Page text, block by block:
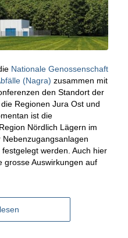
Nationale Genossenschaft
(Nagra) zusammen mit
den Standort der
Regionen Jura Ost und
ist die
Nördlich Lägern im
festgelegt werden. Auch hier
grosse Auswirkungen auf